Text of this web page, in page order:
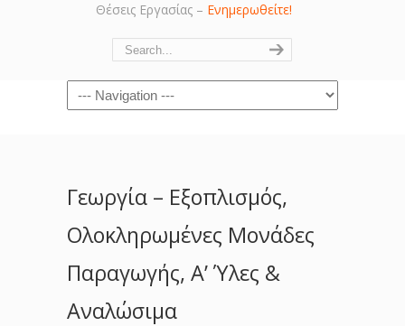
Θέσεις Εργασίας – Ενημερωθείτε!
Navigation
Γεωργία – Εξοπλισμός,
Ολοκληρωμένες Μονάδες
Παραγωγής, Α’ Ύλες &
Αναλώσιμα